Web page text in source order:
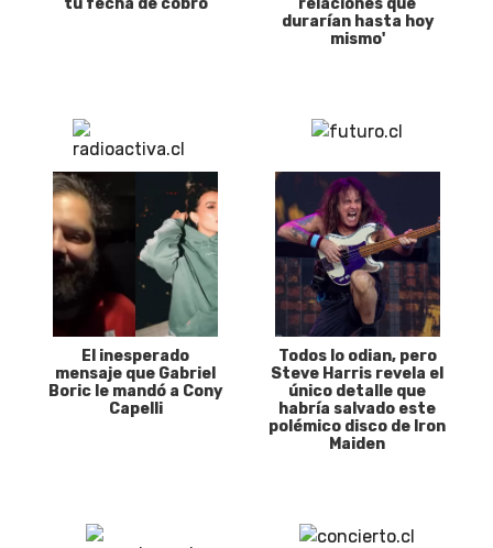
tu fecha de cobro
relaciones que
durarían hasta hoy
mismo'
El inesperado
mensaje que Gabriel
Boric le mandó a Cony
Capelli
Todos lo odian, pero
Steve Harris revela el
único detalle que
habría salvado este
polémico disco de Iron
Maiden